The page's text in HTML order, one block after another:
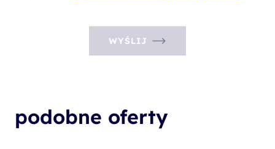
WYŚLIJ
podobne oferty